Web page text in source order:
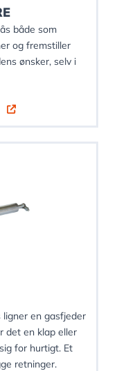
både som
og fremstiller
ønsker, selv i
en gasfjeder
det en klap eller
for hurtigt. Et
retninger.